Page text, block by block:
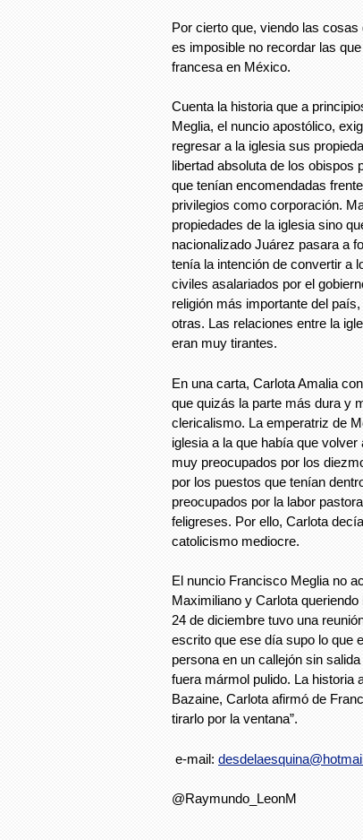
Por cierto que, viendo las
es imposible no recordar las
francesa en México.
Cuenta la historia que a
Meglia, el nuncio apostólico,
regresar a la iglesia sus
libertad absoluta de los obispos
que tenían encomendadas
privilegios como corporación.
propiedades de la iglesia sino
nacionalizado Juárez pasara a
tenía la intención de convertir a
civiles asalariados por el
religión más importante del
otras. Las relaciones entre la
eran muy tirantes.
En una carta, Carlota Amalia
que quizás la parte más dura y
clericalismo. La emperatriz de
iglesia a la que había que
muy preocupados por los
por los puestos que tenían
preocupados por la labor
feligreses. Por ello, Carlota
catolicismo mediocre.
El nuncio Francisco Meglia no
Maximiliano y Carlota
24 de diciembre tuvo una
escrito que ese día supo lo que
persona en un callejón sin
fuera mármol pulido. La historia
Bazaine, Carlota afirmó de
tirarlo por la ventana”.
e-mail:
@Raymundo_LeonM